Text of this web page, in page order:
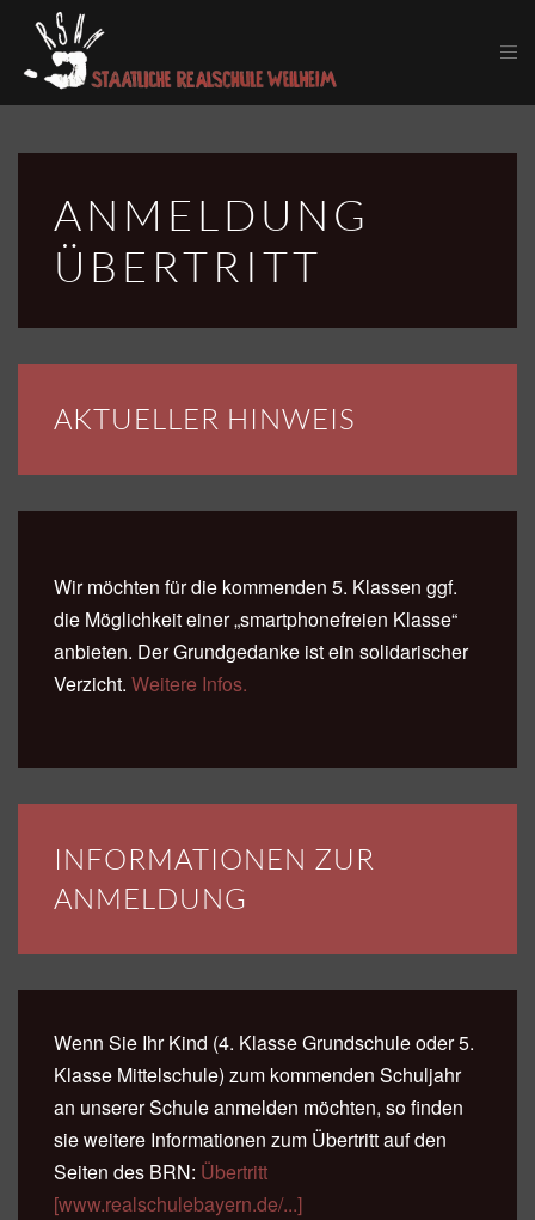
Skip to main content
ANMELDUNG
ÜBERTRITT
AKTUELLER HINWEIS
Wir möchten für die kommenden 5. Klassen ggf.
die Möglichkeit einer „smartphonefreien Klasse“
anbieten. Der Grundgedanke ist ein solidarischer
Verzicht. Weitere Infos.
INFORMATIONEN ZUR
ANMELDUNG
Wenn Sie Ihr Kind (4. Klasse Grundschule oder 5.
Klasse Mittelschule) zum kommenden Schuljahr
an unserer Schule anmelden möchten, so finden
sie weitere Informationen zum Übertritt auf den
Seiten des BRN: Übertritt
[www.realschulebayern.de/...]